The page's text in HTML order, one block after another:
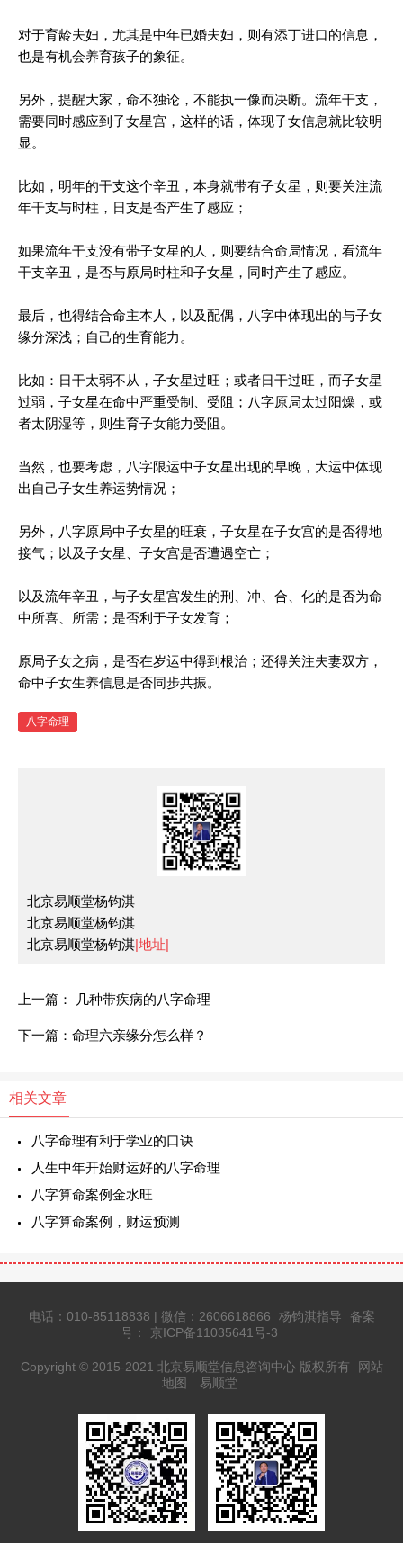
对于育龄夫妇，尤其是中年已婚夫妇，则有添丁进口的信息，
也是有机会养育孩子的象征。
另外，提醒大家，命不独论，不能执一像而决断。流年干支，
需要同时感应到子女星宫，这样的话，体现子女信息就比较明
显。
比如，明年的干支这个辛丑，本身就带有子女星，则要关注流
年干支与时柱，日支是否产生了感应；
如果流年干支没有带子女星的人，则要结合命局情况，看流年
干支辛丑，是否与原局时柱和子女星，同时产生了感应。
最后，也得结合命主本人，以及配偶，八字中体现出的与子女
缘分深浅；自己的生育能力。
比如：日干太弱不从，子女星过旺；或者日干过旺，而子女星
过弱，子女星在命中严重受制、受阻；八字原局太过阳燥，或
者太阴湿等，则生育子女能力受阻。
当然，也要考虑，八字限运中子女星出现的早晚，大运中体现
出自己子女生养运势情况；
另外，八字原局中子女星的旺衰，子女星在子女宫的是否得地
接气；以及子女星、子女宫是否遭遇空亡；
以及流年辛丑，与子女星宫发生的刑、冲、合、化的是否为命
中所喜、所需；是否利于子女发育；
原局子女之病，是否在岁运中得到根治；还得关注夫妻双方，
命中子女生养信息是否同步共振。
八字命理
北京易顺堂杨钧淇
北京易顺堂杨钧淇
北京易顺堂杨钧淇|地址|
上一篇： 几种带疾病的八字命理
下一篇： 命理六亲缘分怎么样？
相关文章
八字命理有利于学业的口诀
人生中年开始财运好的八字命理
八字算命案例金水旺
八字算命案例，财运预测
电话：010-85118838 | 微信：2606618866 杨钧淇指导
备案
号：
京ICP备11035641号-3
Copyright © 2015-2021 北京易顺堂信息咨询中心 版权所有
网站
地图
易顺堂